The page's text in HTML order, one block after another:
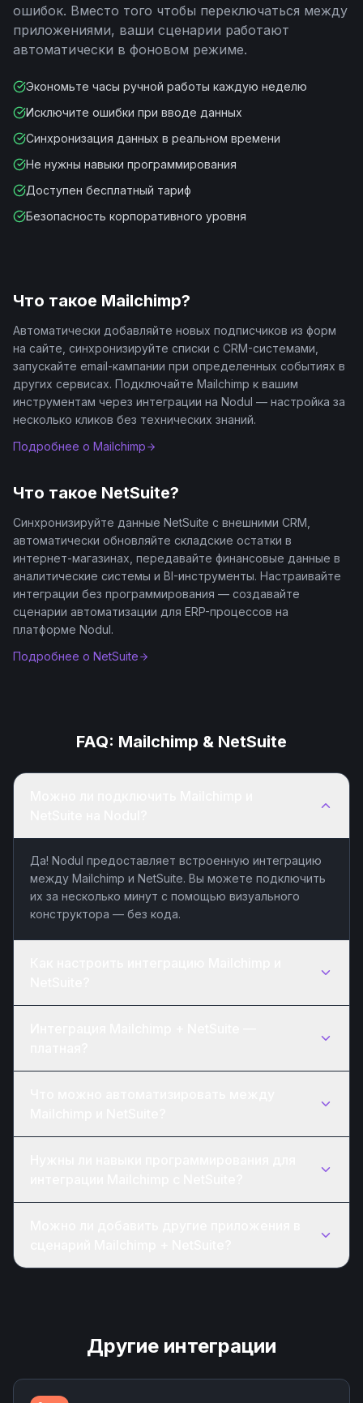
ошибок. Вместо того чтобы переключаться между
приложениями, ваши сценарии работают
автоматически в фоновом режиме.
Экономьте часы ручной работы каждую неделю
Исключите ошибки при вводе данных
Синхронизация данных в реальном времени
Не нужны навыки программирования
Доступен бесплатный тариф
Безопасность корпоративного уровня
Что такое Mailchimp?
Автоматически добавляйте новых подписчиков из форм
на сайте, синхронизируйте списки с CRM-системами,
запускайте email-кампании при определенных событиях в
других сервисах. Подключайте Mailchimp к вашим
инструментам через интеграции на Nodul — настройка за
несколько кликов без технических знаний.
Подробнее о Mailchimp
Что такое NetSuite?
Синхронизируйте данные NetSuite с внешними CRM,
автоматически обновляйте складские остатки в
интернет-магазинах, передавайте финансовые данные в
аналитические системы и BI-инструменты. Настраивайте
интеграции без программирования — создавайте
сценарии автоматизации для ERP-процессов на
платформе Nodul.
Подробнее о NetSuite
FAQ: Mailchimp & NetSuite
Да! Nodul предоставляет встроенную интеграцию
между Mailchimp и NetSuite. Вы можете подключить
их за несколько минут с помощью визуального
конструктора — без кода.
Другие интеграции